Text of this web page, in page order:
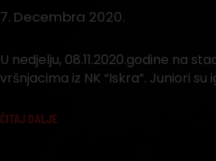
7. Decembra 2020.
U nedjelju, 08.11.2020.godine na
vršnjacima iz NK “Iskra”. Juniori su
ČITAJ DALJE